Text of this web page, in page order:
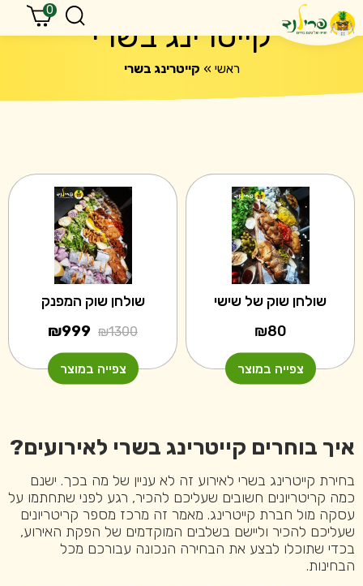
0
קייטרינג בשרי
ראשי » קייטרינג בשרי
שולחן שוק של שישי
₪80
צפייה במוצר
שולחן שוק המפנק
₪1300
המחיר
המקורי
היה:
₪1300.
₪999
הנוכחי
הוא:
צפייה במוצר
איך בוחרים קייטרינג בשרי לאירועים?
בחירת קייטרינג בשרי לאירוע זה לא עניין של מה בכך. ישנם
כמה קריטריונים חשובים שעליכם להכיר, רגע לפני שתחתמו על
עסקה מול חברת קייטרינג. מאמר זה מרכז מספר קריטריונים
שעליכם להכיר וליישם בשלבים המוקדמים של הפקת האירוע,
בכדי שתוכלו לבצע את הבחירה הנכונה עבורכם מכל
הבחינות.